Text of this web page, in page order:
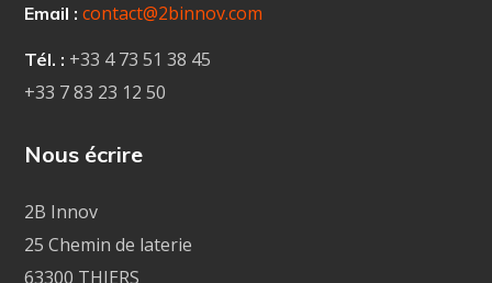
Email : contact@2binnov.com
Tél. : +33 473 51 38 45
+33 7 83 23 12 50
Nous écrire
2B Innov
25 Chemin de laterie
63300 THIERS